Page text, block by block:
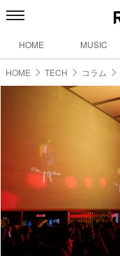
HOME MUSIC
HOME TECH コラム